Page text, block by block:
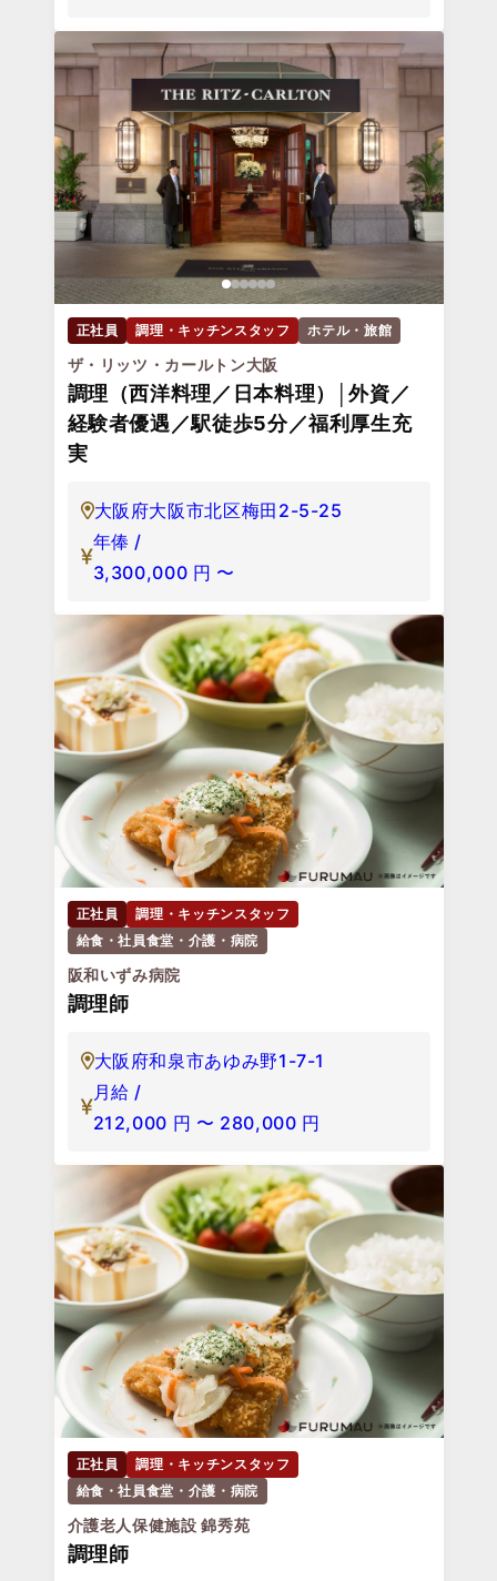
正社員 調理・キッチンスタッフ ホテル・旅館
ザ・リッツ・カールトン大阪
調理（西洋料理／日本料理）│外資／
経験者優遇／駅徒歩5分／福利厚生充
実
大阪府大阪市北区梅田2-5-25
年俸 /
3,300,000 円 〜
正社員
調理・キッチンスタッフ
給食・社員食堂・介護・病院
阪和いずみ病院
調理師
大阪府和泉市あゆみ野1-7-1
月給 /
212,000 円 〜 280,000 円
正社員
調理・キッチンスタッフ
給食・社員食堂・介護・病院
介護老人保健施設 錦秀苑
調理師